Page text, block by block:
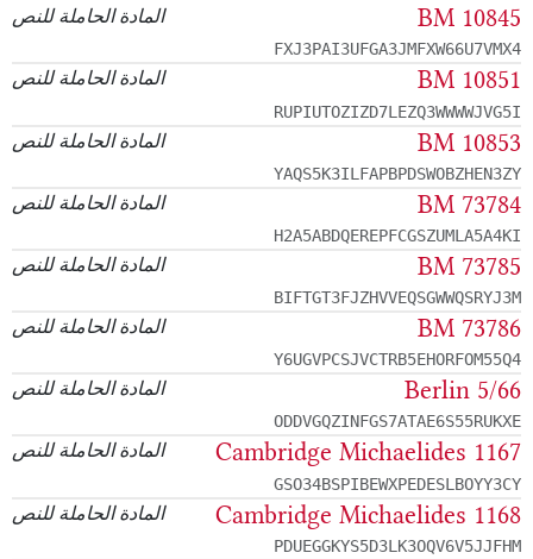
المادة الحاملة للنص BM 10845
FXJ3PAI3UFGA3JMFXW66U7VMX4
المادة الحاملة للنص BM 10851
RUPIUTOZIZD7LEZQ3WWWWJVG5I
المادة الحاملة للنص BM 10853
YAQS5K3ILFAPBPDSWOBZHEN3ZY
المادة الحاملة للنص BM 73784
H2A5ABDQEREPFCGSZUMLA5A4KI
المادة الحاملة للنص BM 73785
BIFTGT3FJZHVVEQSGWWQSRYJ3M
المادة الحاملة للنص BM 73786
Y6UGVPCSJVCTRB5EHORFOM55Q4
المادة الحاملة للنص Berlin 5/66
ODDVGQZINFGS7ATAE6S55RUKXE
المادة الحاملة للنص Cambridge Michaelides 1167
GSO34BSPIBEWXPEDESLBOYY3CY
المادة الحاملة للنص Cambridge Michaelides 1168
PDUEGGKYS5D3LK3OQV6V5JJFHM